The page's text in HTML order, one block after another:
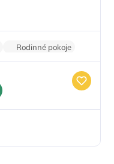
Rodinné pokoje